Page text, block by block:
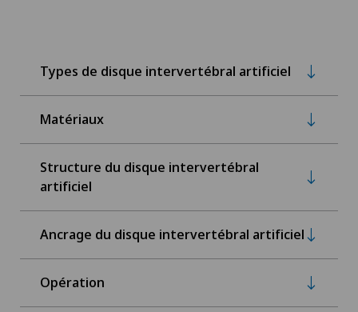
Types de disque intervertébral artificiel
Matériaux
Structure du disque intervertébral
artificiel
Ancrage du disque intervertébral artificiel
Opération